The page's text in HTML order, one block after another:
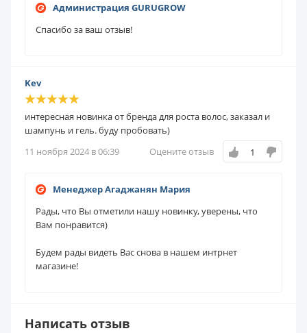
Администрация GURUGROW
Спасибо за ваш отзыв!
Kev
интересная новинка от бренда для роста волос, заказал и
шампунь и гель. буду пробовать)
11 ноября 2024 в 06:39
Оцените отзыв 1
Менеджер Агаджанян Мария
Рады, что Вы отметили нашу новинку, уверены, что
Вам понравится)
Будем рады видеть Вас снова в нашем интрнет
магазине!
Написать отзыв